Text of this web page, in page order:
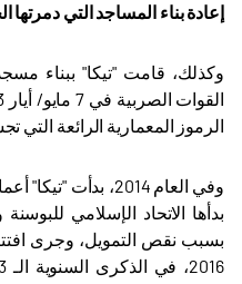
إعادة بناء المساجد التي دمرتها
وكذلك، قامت "تيكا" ببناء
الرموز المعمارية الرائعة التي
وفي العام 2014،